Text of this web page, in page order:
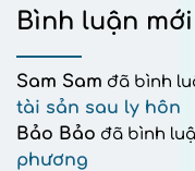
Bình luận
Sam Sam đã bình
tài sản sau ly hôn
Bảo Bảo đã bình
phương